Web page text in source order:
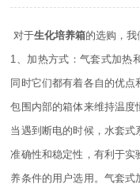
对于生化培养箱的选购，我
1、加热方式：气套式加热
同时它们都有着各自的优
包围内部的箱体来维持温度
当遇到断电的时候，水套
准确性和稳定性，有利于
养条件的用户选用。气套